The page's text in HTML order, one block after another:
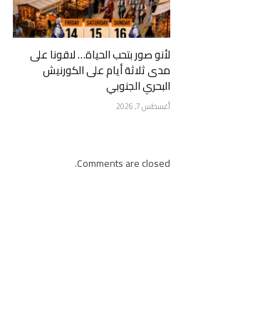
لأنو صور بتحب الحياة… لاقونا على
مدى ثلاثة أيام على الكورنيش
البحري الجنوبي
أغسطس 7, 2026
Comments are closed.